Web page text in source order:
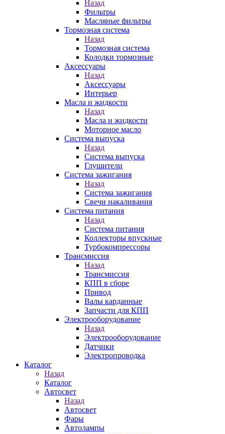
Назад
Фильтры
Масляные фильтры
Тормозная система
Назад
Тормозная система
Колодки тормозные
Аксессуары
Назад
Аксессуары
Интерьер
Масла и жидкости
Назад
Масла и жидкости
Моторное масло
Система выпуска
Назад
Система выпуска
Глушители
Система зажигания
Назад
Система зажигания
Свечи накаливания
Система питания
Назад
Система питания
Коллекторы впускные
Турбокомпрессоры
Трансмиссия
Назад
Трансмиссия
КПП в сборе
Привод
Валы карданные
Запчасти для КПП
Электрооборудование
Назад
Электрооборудование
Датчики
Электропроводка
Каталог
Назад
Каталог
Автосвет
Назад
Автосвет
Фары
Автолампы